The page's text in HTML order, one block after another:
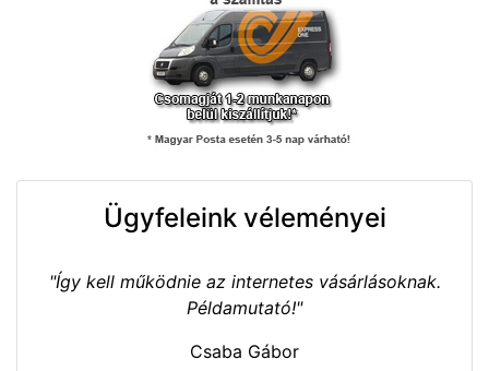
Ügyfeleink véleményei
"Így kell működnie az internetes vásárlásoknak.
Példamutató!"
Csaba Gábor